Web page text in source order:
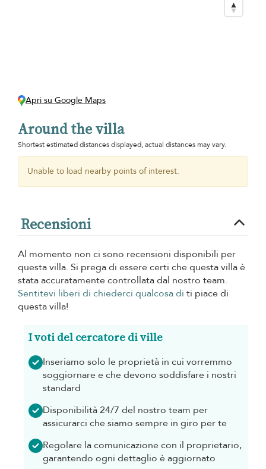
Apri su Google Maps
Around the villa
Shortest estimated distances displayed, actual distances may vary.
Unable to load nearby points of interest.
Recensioni
Al momento non ci sono recensioni disponibili per
questa villa. Si prega di essere certi che questa villa è
stata accuratamente controllata dal nostro team.
Sentitevi liberi di chiederci qualcosa di ti piace di
questa villa!
I voti del cercatore di ville
Inseriamo solo le proprietà in cui vorremmo
soggiornare e che devono soddisfare i nostri
standard
Disponibilità 24/7 del nostro team per
assicurarci che siamo sempre in giro per te
Regolare la comunicazione con il proprietario,
garantendo ogni dettaglio è aggiornato